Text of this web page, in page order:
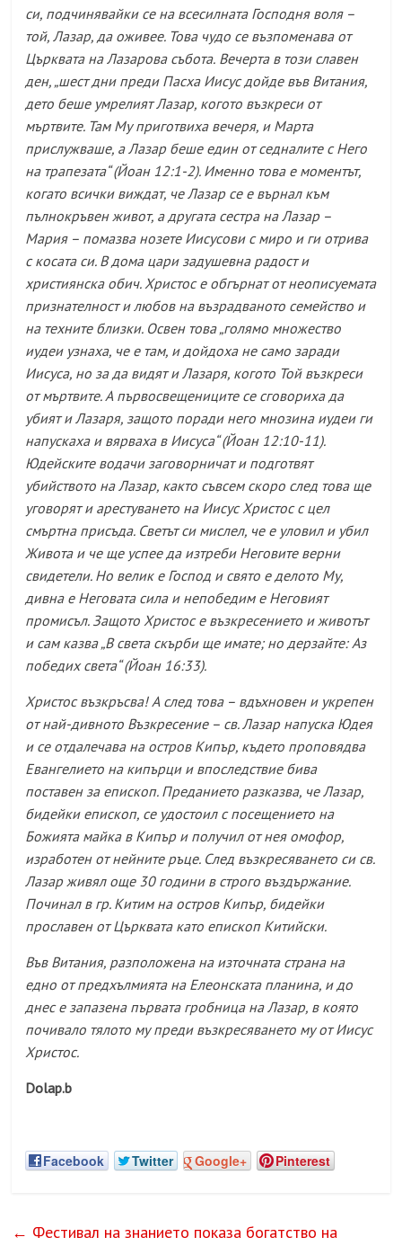
си, подчинявайки се на всесилната Господня воля –
той, Лазар, да оживее. Това чудо се възпоменава от
Църквата на Лазарова събота. Вечерта в този славен
ден, „шест дни преди Пасха Иисус дойде във Витания,
дето беше умрелият Лазар, когото възкреси от
мъртвите. Там Му приготвиха вечеря, и Марта
прислужваше, а Лазар беше един от седналите с Него
на трапезата“ (Йоан 12:1-2). Именно това е моментът,
когато всички виждат, че Лазар се е върнал към
пълнокръвен живот, а другата сестра на Лазар –
Мария – помазва нозете Иисусови с миро и ги отрива
с косата си. В дома цари задушевна радост и
християнска обич. Христос е обгърнат от неописуемата
признателност и любов на възрадваното семейство и
на техните близки. Освен това „голямо множество
иудеи узнаха, че е там, и дойдоха не само заради
Иисуса, но за да видят и Лазаря, когото Той възкреси
от мъртвите. А първосвещениците се сговориха да
убият и Лазаря, защото поради него мнозина иудеи ги
напускаха и вярваха в Иисуса“ (Йоан 12:10-11).
Юдейските водачи заговорничат и подготвят
убийството на Лазар, както съвсем скоро след това ще
уговорят и арестуването на Иисус Христос с цел
смъртна присъда. Светът си мислел, че е уловил и убил
Живота и че ще успее да изтреби Неговите верни
свидетели. Но велик е Господ и свято е делото Му,
дивна е Неговата сила и непобедим е Неговият
промисъл. Защото Христос е възкресението и животът
и сам казва „В света скърби ще имате; но дерзайте: Аз
победих света“ (Йоан 16:33).
Христос възкръсва! А след това – вдъхновен и укрепен
от най-дивното Възкресение – св. Лазар напуска Юдея
и се отдалечава на остров Кипър, където проповядва
Евангелието на кипърци и впоследствие бива
поставен за епископ. Преданието разказва, че Лазар,
бидейки епископ, се удостоил с посещението на
Божията майка в Кипър и получил от нея омофор,
изработен от нейните ръце. След възкресяването си св.
Лазар живял още 30 години в строго въздържание.
Починал в гр. Китим на остров Кипър, бидейки
прославен от Църквата като епископ Китийски.
Във Витания, разположена на източната страна на
едно от предхълмията на Елеонската планина, и до
днес е запазена първата гробница на Лазар, в която
почивало тялото му преди възкресяването му от Иисус
Христос.
Dolap.b
Facebook Twitter Google+ Pinterest
← Фестивал на знанието показа богатство на